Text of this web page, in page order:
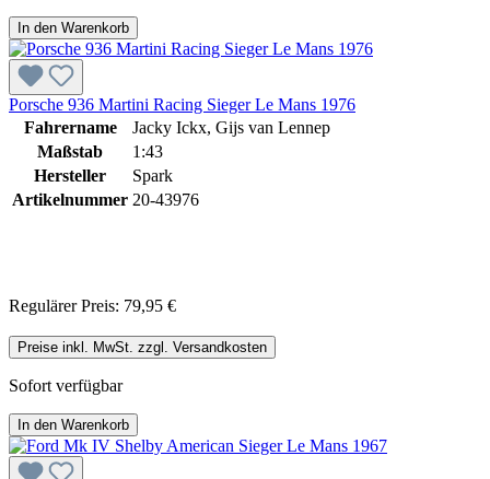
In den Warenkorb
Porsche 936 Martini Racing Sieger Le Mans 1976
Fahrername
Jacky Ickx, Gijs van Lennep
Maßstab
1:43
Hersteller
Spark
Artikelnummer 20-43976
Regulärer Preis: 79,95 €
Preise inkl. MwSt. zzgl. Versandkosten
Sofort verfügbar
In den Warenkorb